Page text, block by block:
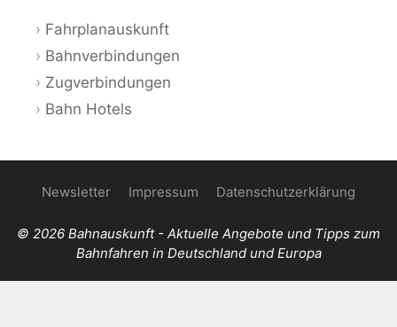
Fahrplanauskunft
Bahnverbindungen
Zugverbindungen
Bahn Hotels
Newsletter Impressum Datenschutzerklärung
© 2026 Bahnauskunft - Aktuelle Angebote und Tipps zum
Bahnfahren in Deutschland und Europa